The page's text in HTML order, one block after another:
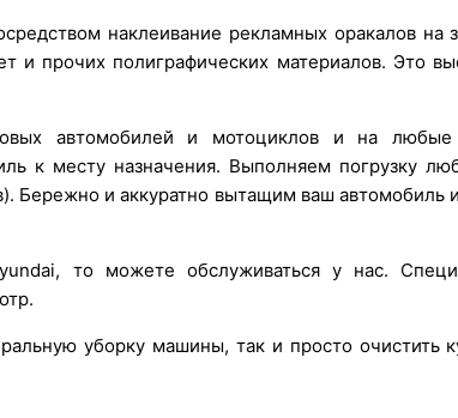
наклеивание рекламных оракалов на
и прочих полиграфических материалов. Это
автомобилей и мотоциклов и на любые
к месту назначения. Выполняем погрузку
Бережно и аккуратно вытащим ваш автомобиль
то можете обслуживаться у нас.
уборку машины, так и просто очистить